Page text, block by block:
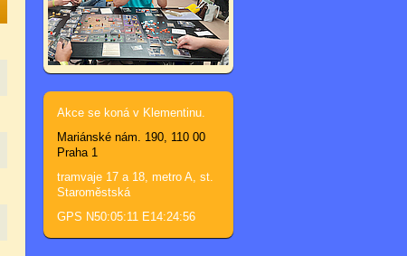
Akce se koná v Klementinu.
Mariánské nám. 190, 110 00
Praha 1
tramvaje 17 a 18, metro A, st.
Staroměstská
GPS N50:05:11 E14:24:56